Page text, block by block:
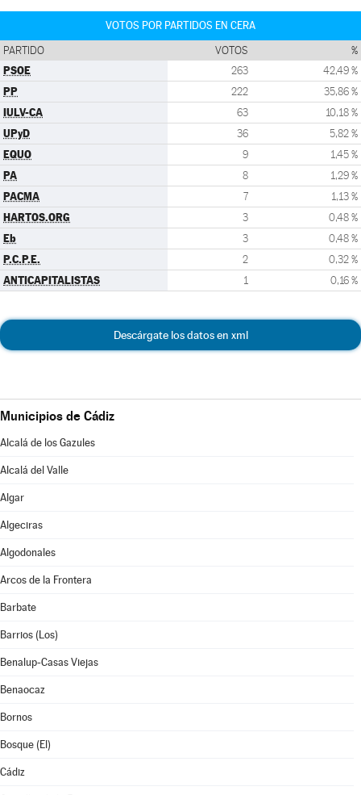
VOTOS POR PARTIDOS EN CERA
PARTIDO VOTOS %
PSOE 263 42,49 %
PP 222 35,86 %
IULV-CA 63 10,18 %
UPyD 36 5,82 %
EQUO 9 1,45 %
PA 8 1,29 %
PACMA 7 1,13 %
HARTOS.ORG 3 0,48 %
Eb 3 0,48 %
P.C.P.E. 2 0,32 %
ANTICAPITALISTAS 1 0,16 %
Descárgate los datos en xml
Municipios de Cádiz
Alcalá de los Gazules
Alcalá del Valle
Algar
Algeciras
Algodonales
Arcos de la Frontera
Barbate
Barrios (Los)
Benalup-Casas Viejas
Benaocaz
Bornos
Bosque (El)
Cádiz